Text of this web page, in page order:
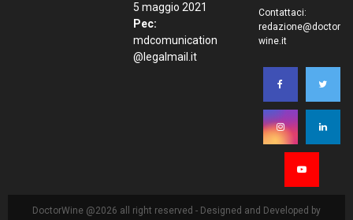
5 maggio 2021
Pec:
mdcomunication
@legalmail.it
Contattaci:
redazione@doctor
wine.it
DoctorWine @2026 all right reserved - Designed and Developed by